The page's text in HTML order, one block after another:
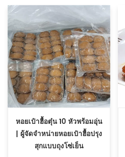
หอยเป๋าฮื้อตุ๋น 10 หัวพร้อมอุ่น
| ผู้จัดจำหน่ายหอยเป๋าฮื้อปรุง
สุกแบบถุงโซ่เย็น